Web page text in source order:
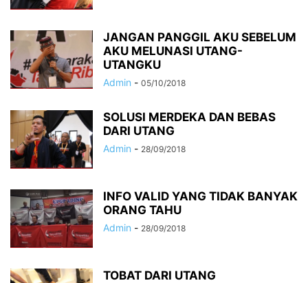
JANGAN PANGGIL AKU SEBELUM
AKU MELUNASI UTANG-
UTANGKU
Admin - 05/10/2018
SOLUSI MERDEKA DAN BEBAS
DARI UTANG
Admin - 28/09/2018
INFO VALID YANG TIDAK BANYAK
ORANG TAHU
Admin - 28/09/2018
TOBAT DARI UTANG